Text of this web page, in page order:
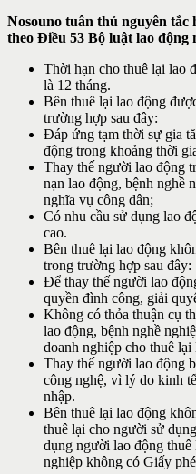
Nosouno tuân thủ nguyên tắc
theo Điều 53 Bộ luật lao động
Thời hạn cho thuê lại lao
là 12 tháng.
Bên thuê lại lao động
trường hợp sau đây:
Đáp ứng tạm thời sự gia
động trong khoảng thời
Thay thế người lao động
nạn lao động, bệnh nghề
nghĩa vụ công dân;
Có nhu cầu sử dụng lao
cao.
Bên thuê lại lao động
trong trường hợp sau đây:
Để thay thế người lao
quyền đình công, giải
Không có thỏa thuận cụ
lao động, bệnh nghề
doanh nghiệp cho thuê lại
Thay thế người lao động
công nghệ, vì lý do kinh
nhập.
Bên thuê lại lao động
thuê lại cho người sử
dụng người lao động
nghiệp không có Giấy